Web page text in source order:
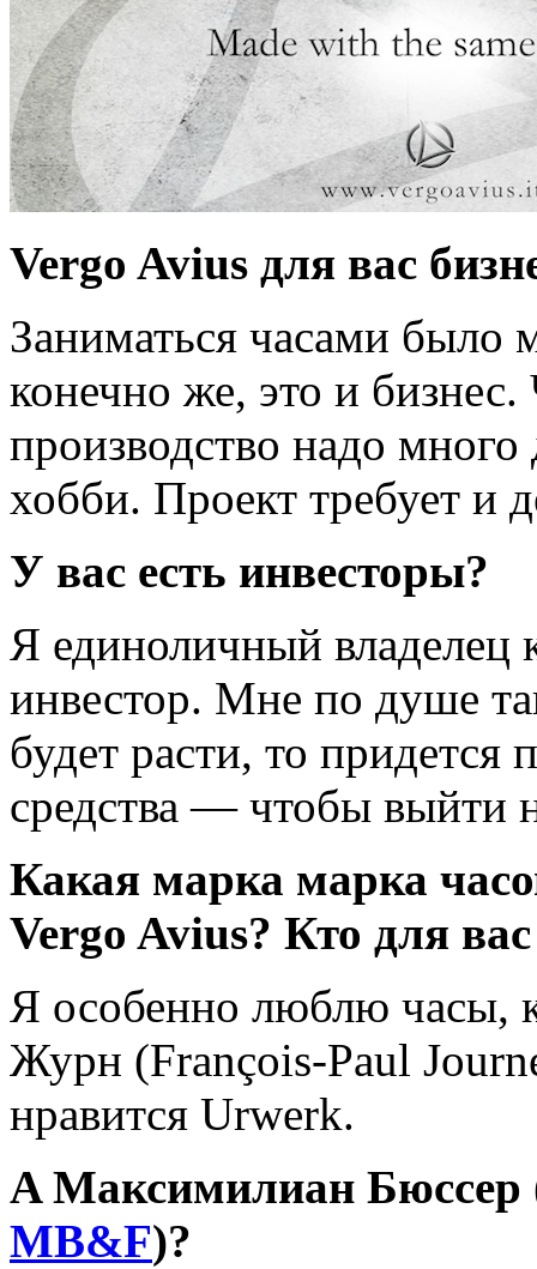
Vergo Avius для вас
Заниматься часами было
конечно же, это и бизнес.
производство надо
хобби. Проект требует и
У вас есть инвесторы?
Я единоличный владелец
инвестор. Мне по душе
будет расти, то придется
средства — чтобы выйти
Какая марка марка
Vergo Avius? Кто для
Я особенно люблю часы,
Журн (François-Paul
нравится Urwerk.
A Максимилиан Бюссер
MB&F)?